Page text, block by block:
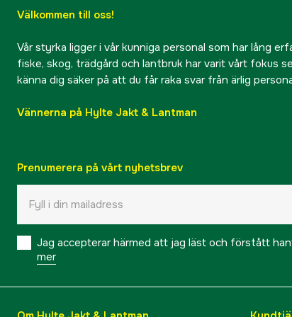
Välkommen till oss!
Vår styrka ligger i vår kunniga personal som har lång
fiske, skog, trädgård och lantbruk har varit vårt fokus
känna dig säker på att du får raka svar från ärlig
Vännerna på Hylte Jakt & Lantman
Prenumerera på vårt nyhetsbrev
Jag accepterar härmed att jag läst och förstått
mer